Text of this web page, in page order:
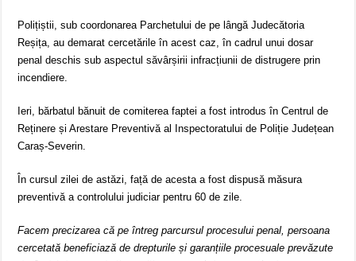
Polițiștii, sub coordonarea Parchetului de pe lângă Judecătoria
Reșița, au demarat cercetările în acest caz, în cadrul unui dosar
penal deschis sub aspectul săvârșirii infracțiunii de distrugere prin
incendiere.
Ieri, bărbatul bănuit de comiterea faptei a fost introdus în Centrul de
Reținere și Arestare Preventivă al Inspectoratului de Poliție Județean
Caraș-Severin.
În cursul zilei de astăzi, față de acesta a fost dispusă măsura
preventivă a controlului judiciar pentru 60 de zile.
Facem precizarea că pe întreg parcursul procesului penal, persoana
cercetată beneficiază de drepturile și garanțiile procesuale prevăzute